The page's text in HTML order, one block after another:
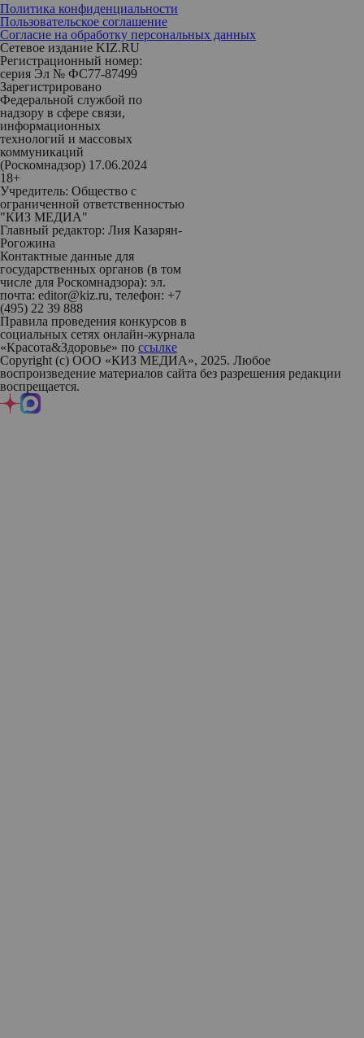
Политика конфиденциальности
Пользовательское соглашение
Согласие на обработку персональных данных
Сетевое издание KIZ.RU
Регистрационный номер:
серия Эл № ФС77-87499
Зарегистрировано
Федеральной службой по
надзору в сфере связи,
информационных
технологий и массовых
коммуникаций
(Роскомнадзор) 17.06.2024
18+
Учредитель: Общество с
ограниченной ответственностью
"КИЗ МЕДИА"
Главный редактор: Лия Казарян-
Рогожина
Контактные данные для
государственных органов (в том
числе для Роскомнадзора): эл.
почта: editor@kiz.ru, телефон: +7
(495) 22 39 888
Правила проведения конкурсов в
социальных сетях онлайн-журнала
«Красота&Здоровье» по ссылке
Copyright (с) ООО «КИЗ МЕДИА», 2025. Любое
воспроизведение материалов сайта без разрешения редакции
воспрещается.